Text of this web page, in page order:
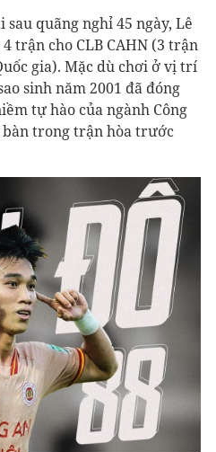
quãng nghỉ 45 ngày, Lê
trận cho CLB CAHN (3 trận
gia). Mặc dù chơi ở vị trí
sinh năm 2001 đã đóng
tự hào của ngành Công
bàn trong trận hòa trước